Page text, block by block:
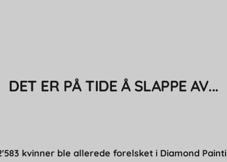
DET ER PÅ TIDE Å SLAPPE AV...
kvinner ble allerede forelsket i Diamond